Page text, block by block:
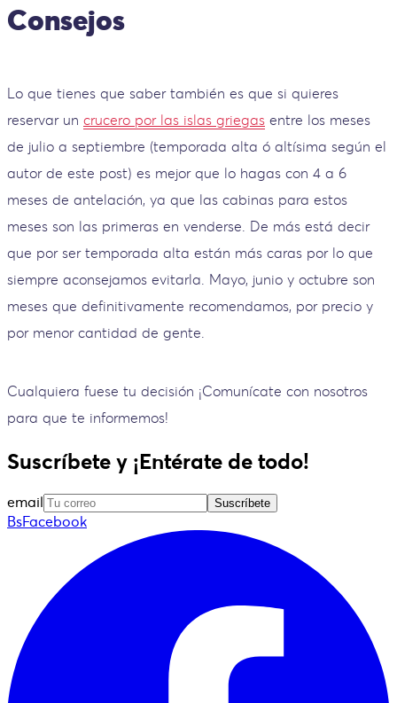
Consejos
Lo que tienes que saber también es que si quieres
reservar un crucero por las islas griegas entre los meses
de julio a septiembre (temporada alta ó altísima según el
autor de este post) es mejor que lo hagas con 4 a 6
meses de antelación, ya que las cabinas para estos
meses son las primeras en venderse. De más está decir
que por ser temporada alta están más caras por lo que
siempre aconsejamos evitarla. Mayo, junio y octubre son
meses que definitivamente recomendamos, por precio y
por menor cantidad de gente.
Cualquiera fuese tu decisión ¡Comunícate con nosotros
para que te informemos!
Suscríbete y ¡Entérate de todo!
email Suscríbete
BsFacebook